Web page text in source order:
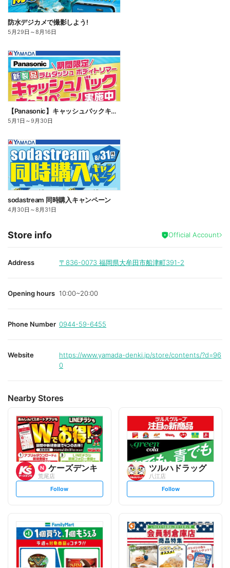
防水デジカメで撮影しよう!
5月29日 ～8月16日
【Panasonic】キャッシュバックキャンペーン
5月1日 ～9月30日
sodastream 同時購入キャンペーン
4月30日 ～8月31日
Store info Official Account
Address 〒836-0073 福岡県大牟田市船津町391-2
Opening hours 10:00~20:00
Phone Number 0944-59-6455
Website
https://www.yamada-denki.jp/store/contents/?d=96
0
Nearby Stores
ケーズデンキ
荒尾店
s
t
l
o
w
Follow
ツルハドラッグ
八江店
s
t
l
o
w
Follow